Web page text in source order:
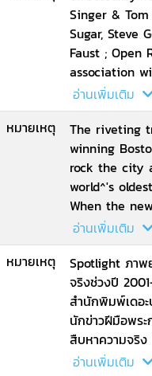
Singer &
Sugar, Steve
Faust ; Open
association
Look Media ;
production ;
อ่านเพิ่มเติม
หมายเหตุ
The riveting
winning
rock the city
world^'s
When the
team of
abuse in the
investigation
up at the
legal, and
อ่านเพิ่มเติม
หมายเหตุ
Spotlight ภาพยนตร์เข้มข้นที่สุดแห่งปี สร้างจากเรื่อง
จริงช่วงปี
สำนักพิมพ์เดอะ
นักข่าวฝีมือพร
สืบหาความจริง
ทางเพศเด็กใ
อ่านเพิ่มเติม